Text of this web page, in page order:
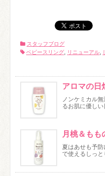
スタッフブログ
ベビースリング
リニューアル
アロマの日
ノンケミカル
るお肌に優し
月桃＆もも
夏はあせも予
で使えるしっ